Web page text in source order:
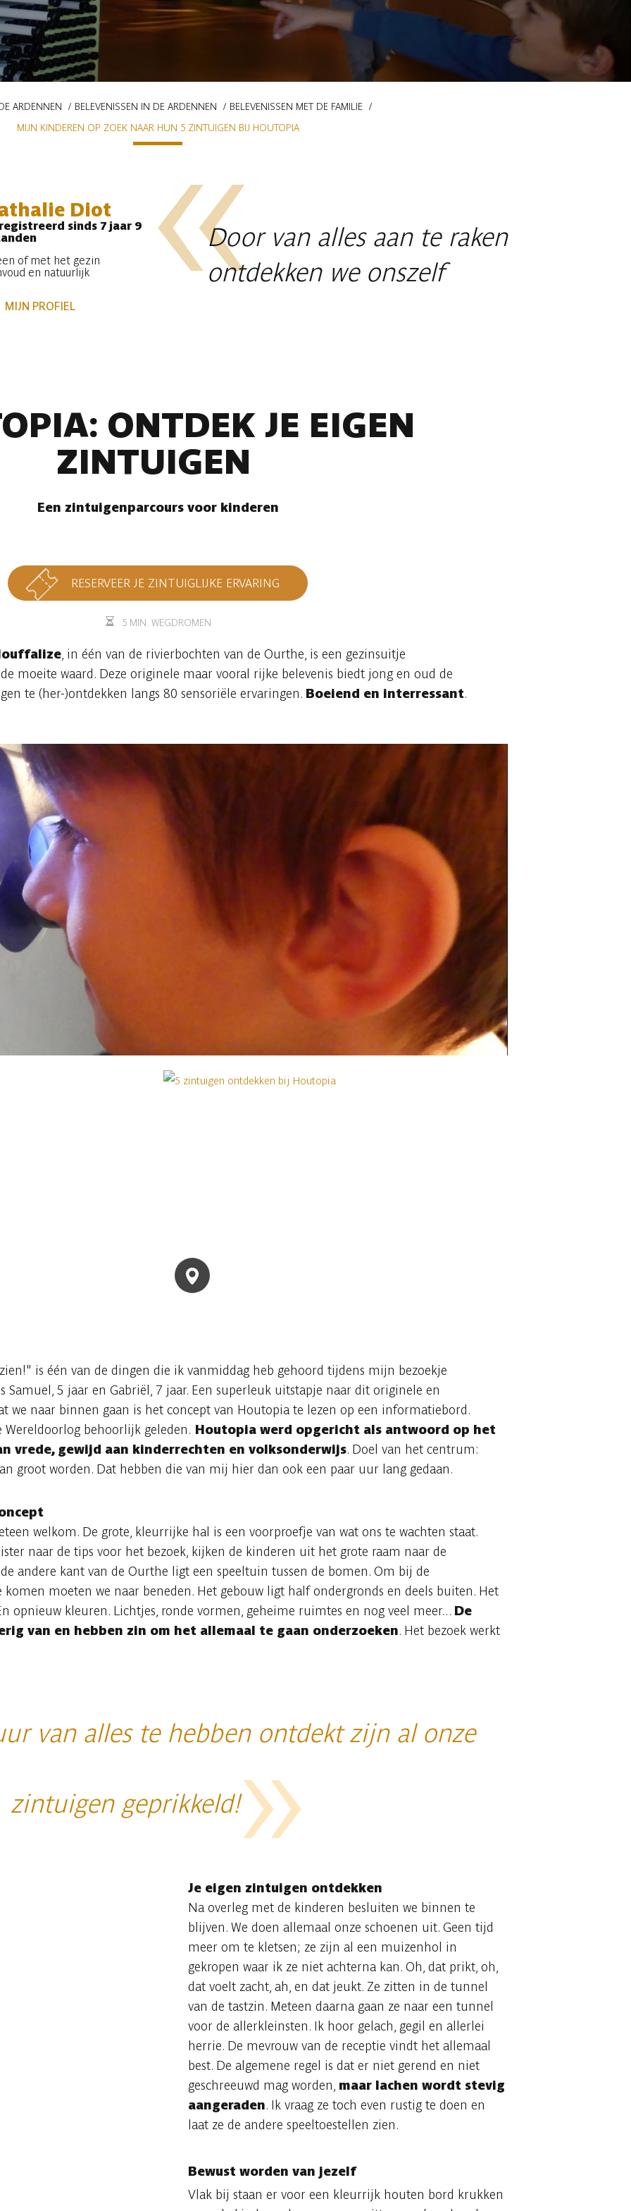
ARDENNEN BELEVENISSEN IN DE ARDENNEN
BELEVENISSEN MET DE FAMILIE
MIJN KINDEREN OP ZOEK NAAR HUN 5 ZINTUIGEN BIJ HOUTOPIA
Diot
sinds 7 jaar 9
of met het gezin
en natuurlijk
MIJN PROFIEL
Door van alles aan te raken
ontdekken we onszelf
ONTDEK JE EIGEN
ZINTUIGEN
Een zintuigenparcours voor kinderen
RESERVEER JE ZINTUIGLIJKE ERVARING
5 MIN. WEGDROMEN
, in één van de rivierbochten van de Ourthe, is een gezinsuitje
moeite waard. Deze originele maar vooral rijke belevenis biedt jong en oud de
te (her-)ontdekken langs 80 sensoriële ervaringen. Boeiend en interressant.
is één van de dingen die ik vanmiddag heb gehoord tijdens mijn bezoekje
5 jaar en Gabriël, 7 jaar. Een superleuk uitstapje naar dit originele en
we naar binnen gaan is het concept van Houtopia te lezen op een informatiebord.
behoorlijk geleden. Houtopia werd opgericht als antwoord op het
vrede, gewijd aan kinderrechten en volksonderwijs. Doel van het centrum:
groot worden. Dat hebben die van mij hier dan ook een paar uur lang gedaan.
welkom. De grote, kleurrijke hal is een voorproefje van wat ons te wachten staat.
naar de tips voor het bezoek, kijken de kinderen uit het grote raam naar de
andere kant van de Ourthe ligt een speeltuin tussen de bomen. Om bij de
moeten we naar beneden. Het gebouw ligt half ondergronds en deels buiten. Het
opnieuw kleuren. Lichtjes, ronde vormen, geheime ruimtes en nog veel meer... De
van en hebben zin om het allemaal te gaan onderzoeken. Het bezoek werkt
van alles te hebben ontdekt zijn al onze
zintuigen geprikkeld!
Je eigen zintuigen ontdekken
Na overleg met de kinderen besluiten we binnen te
blijven. We doen allemaal onze schoenen uit. Geen tijd
meer om te kletsen; ze zijn al een muizenhol in
gekropen waar ik ze niet achterna kan. Oh, dat prikt, oh,
dat voelt zacht, ah, en dat jeukt. Ze zitten in de tunnel
van de tastzin. Meteen daarna gaan ze naar een tunnel
voor de allerkleinsten. Ik hoor gelach, gegil en allerlei
herrie. De mevrouw van de receptie vindt het allemaal
best. De algemene regel is dat er niet gerend en niet
geschreeuwd mag worden, maar lachen wordt stevig
aangeraden. Ik vraag ze toch even rustig te doen en
laat ze de andere speeltoestellen zien.
Bewust worden van jezelf
Vlak bij staan er voor een kleurrijk houten bord krukken